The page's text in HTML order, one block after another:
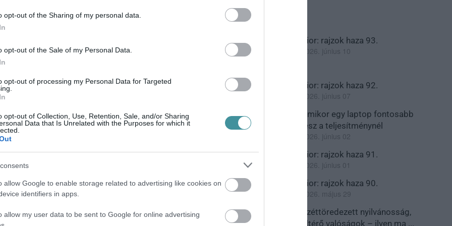
opt-out of the Sharing of my personal data.
opt-out of the Sale of my Personal Data.
opt-out of processing my Personal Data for Targeted
opt-out of Collection, Use, Retention, Sale, and/or Sharing
Data that Is Unrelated with the Purposes for which it
allow Google to enable storage related to advertising like cookies on
identifiers in apps.
allow my user data to be sent to Google for online advertising
SZAKÁCS ANDRÁS
túlnyeri magát, és a politikai kommunikációs
tartani a párt órási méretével. A Borkai Zsolt
hibásan mérték ...
rendesen a közpénz az egri
az Eger Hírekhez
András
otthonosan mozgók számára, hogy Habis Lászlóék
közpénzt csatornázott át arra, hogy a választások
E...
és a prostituáltak: a NER
menni kurvába
Sior: rajzok haza 93.
2026. június 10
Sior: rajzok haza 92.
2026. június 07
Amikor egy laptop fontosabb
lesz a teljesítménynél
2026. június 02
Sior: rajzok haza 91.
2026. június 01
Sior: rajzok haza 90.
2026. május 29
Széttöredezett nyilvánosság,
eltérő valóságok – ilyen ma ...